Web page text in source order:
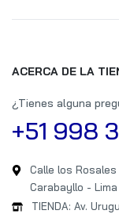
ACERCA DE LA
¿Tienes alguna
+51 998
Calle los
Carabayllo - Lima
TIENDA: Av.